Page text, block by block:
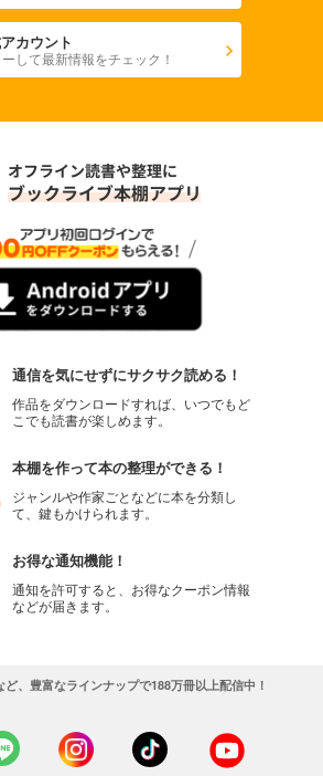
カウント
して最新情報をチェック！
通信を気にせずにサクサク読める！
作品をダウンロードすれば、いつでもど
こでも読書が楽しめます。
本棚を作って本の整理ができる！
ジャンルや作家ごとなどに本を分類し
て、鍵もかけられます。
お得な通知機能！
通知を許可すると、お得なクーポン情報
などが届きます。
、豊富なラインナップで188万冊以上配信中！